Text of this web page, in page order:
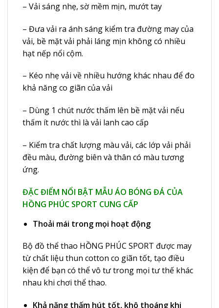
– Vải sáng nhẹ, sờ mềm mịn, mướt tay
– Đưa vải ra ánh sáng kiểm tra đường may của
vải, bề mặt vải phải láng mịn không có nhiều
hạt nếp nổi cộm.
– Kéo nhẹ vải về nhiều hướng khác nhau để đo
khả năng co giãn của vải
– Dùng 1 chút nước thấm lên bề mặt vải nếu
thấm ít nước thì là vải lanh cao cấp
– Kiểm tra chất lượng màu vải, các lớp vải phải
đều màu, đường biên và thân có màu tương
ứng.
ĐẶC ĐIỂM NỔI BẬT MẪU ÁO BÓNG ĐÁ CỦA
HỒNG PHÚC SPORT CUNG CẤP
Thoải mái trong mọi hoạt động
Bộ đồ thể thao HỒNG PHÚC SPORT được may
từ chất liệu thun cotton co giãn tốt, tạo điều
kiện để bạn có thể vô tư trong mọi tư thế khác
nhau khi chơi thể thao.
Khả năng thấm hút tốt, khô thoáng khi